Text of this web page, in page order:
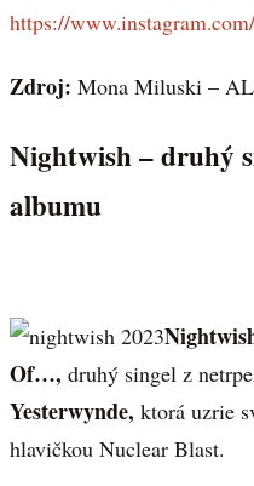
https://
Zdroj: Mona Miluski –
Nightwish – druhý
albumu
Of…, druhý singel z
Yesterwynde, ktorá uzrie
hlavičkou Nuclear Blast.